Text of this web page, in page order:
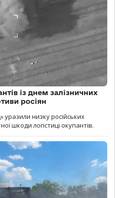
із днем залізничних
росіян
уразили низку російських
шкоди логістиці окупантів.